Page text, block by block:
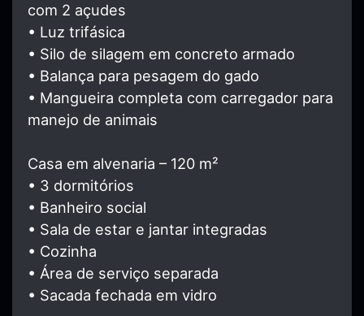
com 2 açudes
• Luz trifásica
• Silo de silagem em concreto armado
• Balança para pesagem do gado
• Mangueira completa com carregador para
manejo de animais
Casa em alvenaria – 120 m²
• 3 dormitórios
• Banheiro social
• Sala de estar e jantar integradas
• Cozinha
• Área de serviço separada
• Sacada fechada em vidro